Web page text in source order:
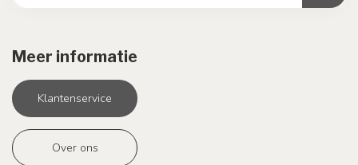
Meer informatie
Klantenservice
Over ons